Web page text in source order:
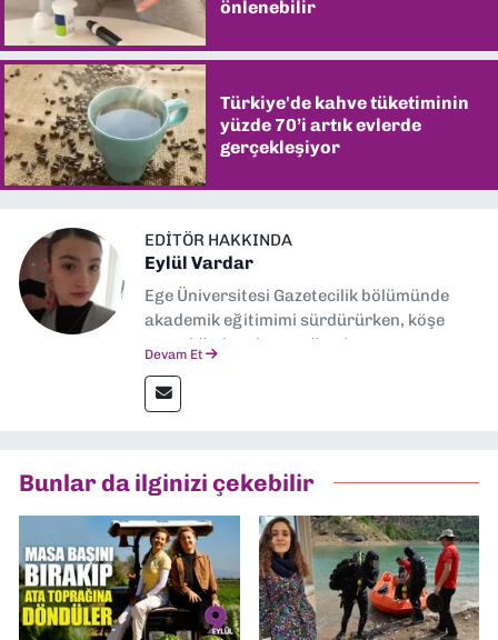
önlenebilir
Türkiye'de kahve tüketiminin
yüzde 70’i artık evlerde
gerçekleşiyor
EDITÖR HAKKINDA
Eylül Vardar
Ege Üniversitesi Gazetecilik bölümünde
akademik eğitimimi sürdürürken, köşe
yazarlığıyla adım attığım basın
Devam Et
Bunlar da ilginizi çekebilir